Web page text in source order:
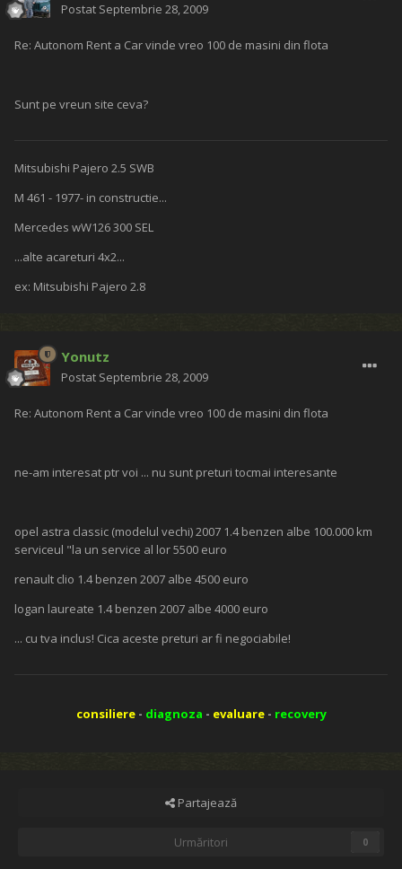
Postat Septembrie 28, 2009
Re: Autonom Rent a Car vinde vreo 100 de masini din flota
Sunt pe vreun site ceva?
Mitsubishi Pajero 2.5 SWB
M 461 - 1977- in constructie...
Mercedes wW126 300 SEL
...alte acareturi 4x2...
ex: Mitsubishi Pajero 2.8
Yonutz
Postat Septembrie 28, 2009
Re: Autonom Rent a Car vinde vreo 100 de masini din flota
ne-am interesat ptr voi ... nu sunt preturi tocmai interesante
opel astra classic (modelul vechi) 2007 1.4 benzen albe 100.000 km
serviceul "la un service al lor 5500 euro
renault clio 1.4 benzen 2007 albe 4500 euro
logan laureate 1.4 benzen 2007 albe 4000 euro
... cu tva inclus! Cica aceste preturi ar fi negociabile!
consiliere- diagnoza - evaluare- recovery
Partajează
Urmăritori 0